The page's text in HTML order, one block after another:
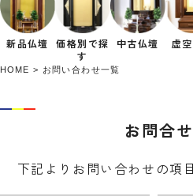
新品仏壇 価格別で探
す
中古仏壇 虚
HOME お問い合わせ一覧
お問合
下記よりお問い合わせの項